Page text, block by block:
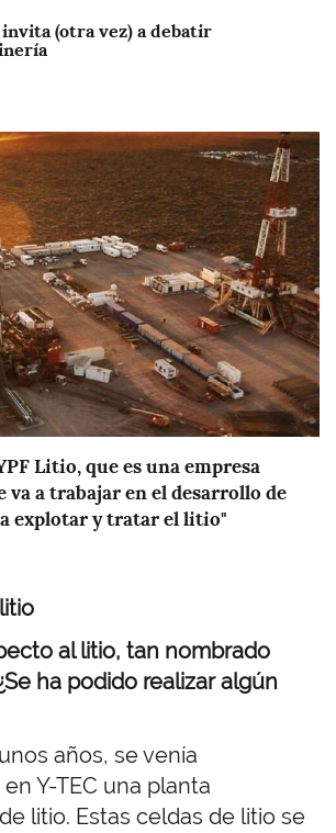
(otra vez) a debatir
Litio, que es una empresa
va a trabajar en el desarrollo de
explotar y tratar el litio"
al litio, tan nombrado
ha podido realizar algún
años, se venía
Y-TEC una planta
litio. Estas celdas de litio se